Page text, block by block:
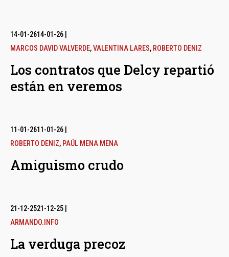
14-01-2614-01-26
MARCOS DAVID VALVERDE,VALENTINA LARES, ROBERTO DENIZ
Los contratos que Delcy repartió
están en veremos
11-01-2611-01-26
ROBERTO DENIZ, PAÚL MENA MENA
Amiguismo crudo
21-12-2521-12-25
ARMANDO.INFO
La verduga precoz